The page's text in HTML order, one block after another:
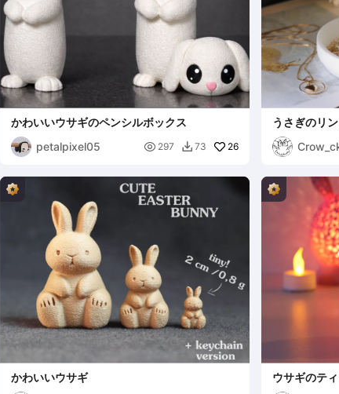
かわいいウサギのペンシルボックス
petalpixel05
 297  73 26
うさぎのリ
かわいいウサギ
ウサギのテ